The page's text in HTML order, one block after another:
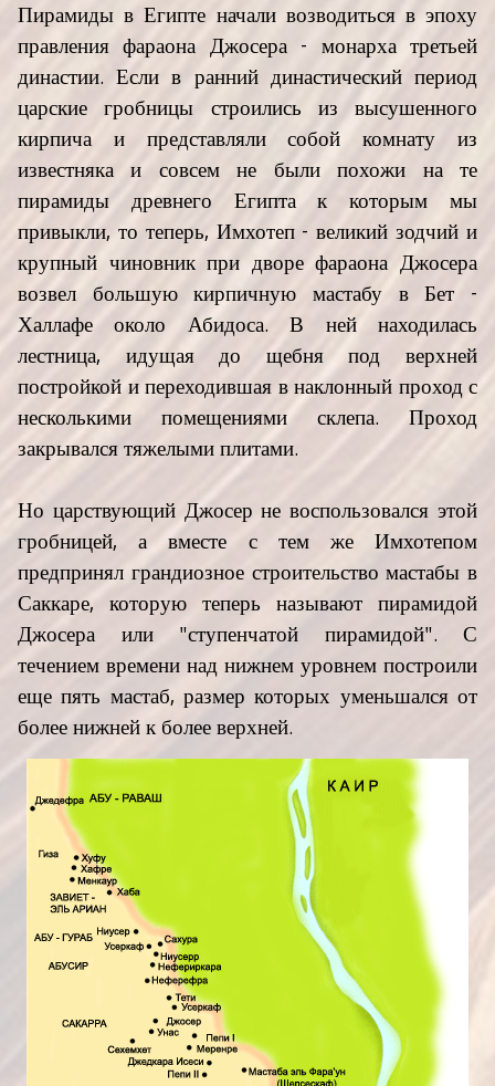
Пирамиды в Египте начали возводиться в эпоху
правления фараона Джосера - монарха третьей
династии. Если в ранний династический период
царские гробницы строились из высушенного
кирпича и представляли собой комнату из
известняка и совсем не были похожи на те
пирамиды древнего Египта к которым мы
привыкли, то теперь, Имхотеп - великий зодчий и
крупный чиновник при дворе фараона Джосера
возвел большую кирпичную мастабу в Бет -
Халлафе около Абидоса. В ней находилась
лестница, идущая до щебня под верхней
постройкой и переходившая в наклонный проход с
несколькими помещениями склепа. Проход
закрывался тяжелыми плитами.
Но царствующий Джосер не воспользовался этой
гробницей, а вместе с тем же Имхотепом
предпринял грандиозное строительство мастабы в
Саккаре, которую теперь называют пирамидой
Джосера или "ступенчатой пирамидой". С
течением времени над нижнем уровнем построили
еще пять мастаб, размер которых уменьшался от
более нижней к более верхней.